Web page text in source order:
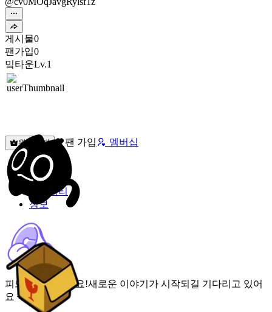
게시물0
팬가입0
밐타운Lv.1
원픽선택 팬 가입 멤버십
밐타운
피드
커뮤니티
정보
피드가 비어있어요!새로운 이야기가 시작되길 기다리고 있어
요 🌟